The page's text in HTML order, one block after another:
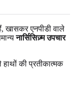
खासकर एनपीडी वाले
नार्सिसिज़्म उपचार